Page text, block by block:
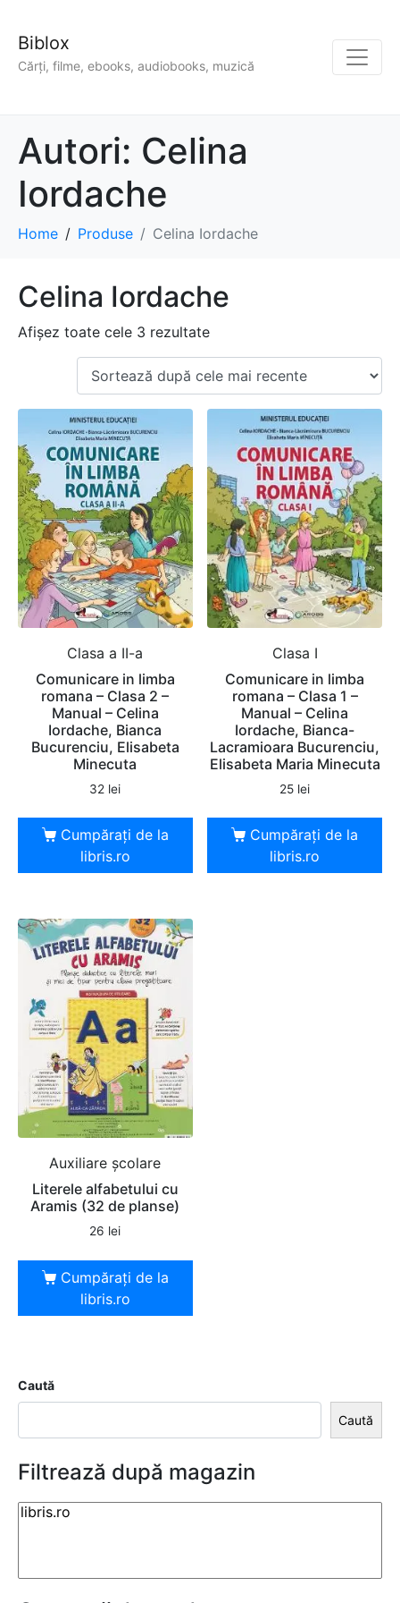
Biblox
Cărți, filme, ebooks, audiobooks, muzică
Autori: Celina
Iordache
Home Produse Celina Iordache
Celina Iordache
Afișez toate cele 3 rezultate
Clasa a II-a
Comunicare in limba
romana – Clasa 2 –
Manual – Celina
Iordache, Bianca
Bucurenciu, Elisabeta
Minecuta
32 lei
Cumpărați de la
libris.ro
Clasa I
Comunicare in limba
romana – Clasa 1 –
Manual – Celina
Iordache, Bianca-
Lacramioara Bucurenciu,
Elisabeta Maria Minecuta
25 lei
Cumpărați de la
libris.ro
Auxiliare şcolare
Literele alfabetului cu
Aramis (32 de planse)
26 lei
Cumpărați de la
libris.ro
Caută
Caută
Filtrează după magazin